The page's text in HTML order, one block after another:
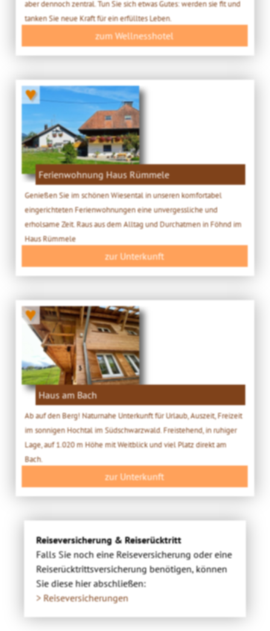
aber dennoch zentral. Tun Sie sich etwas Gutes: werden sie fit und
tanken Sie neue Kraft für ein erfülltes Leben.
zum Wellnesshotel
♥
Ferienwohnung Haus Rümmele
Genießen Sie im schönen Wiesental in unseren komfortabel
eingerichteten Ferienwohnungen eine unvergessliche und
erholsame Zeit. Raus aus dem Alltag und Durchatmen in Föhnd im
Haus Rümmele
zur Unterkunft
♥
Haus am Bach
Ab auf den Berg! Naturnahe Unterkunft für Urlaub, Auszeit, Freizeit
im sonnigen Hochtal im Südschwarzwald. Freistehend, in ruhiger
Lage, auf 1.020 m Höhe mit Weitblick und viel Platz direkt am
Bach.
zur Unterkunft
Reiseversicherung & Reiserücktritt
Falls Sie noch eine Reiseversicherung oder eine
Reiserücktrittsversicherung benötigen, können
Sie diese hier abschließen:
> Reiseversicherungen